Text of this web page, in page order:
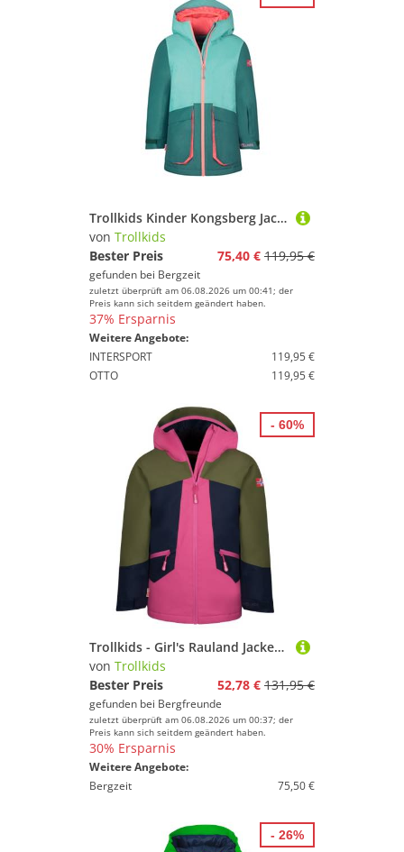
Trollkids Kinder Kongsberg Jacke
von Trollkids
Bester Preis
75,40 € 119,95 €
gefunden bei Bergzeit
zuletzt überprüft am 06.08.2026 um 00:41; der
Preis kann sich seitdem geändert haben.
37% Ersparnis
Weitere Angebote:
INTERSPORT
119,95 €
OTTO
119,95 €
Trollkids - Girl's Rauland Jacket - Winterjacke Gr 176 bunt
von Trollkids
Bester Preis
52,78 € 131,95 €
gefunden bei Bergfreunde
zuletzt überprüft am 06.08.2026 um 00:37; der
Preis kann sich seitdem geändert haben.
30% Ersparnis
Weitere Angebote:
Bergzeit
75,50 €
- 60%
- 26%